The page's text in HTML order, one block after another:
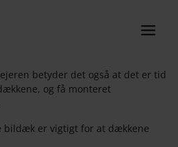
betyder det også at det er tid
og få monteret
bildæk er vigtigt for at dækkene